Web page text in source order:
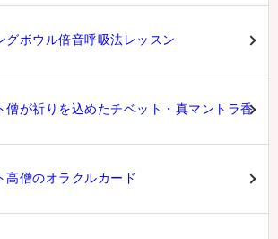
グボウル倍音呼吸法レッスン
僧が祈りを込めたチベット・真マントラ香
高僧のオラクルカード